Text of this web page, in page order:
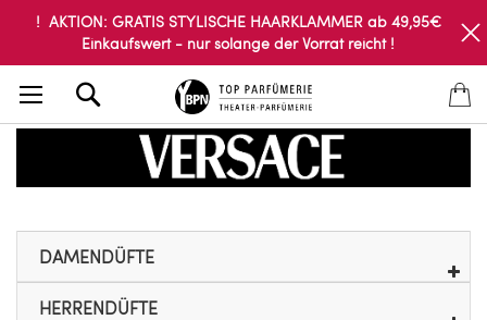
! AKTION: GRATIS STYLISCHE HAARKLAMMER ab 49,95€
Einkaufswert - nur solange der Vorrat reicht !
DAMENDÜFTE
HERRENDÜFTE